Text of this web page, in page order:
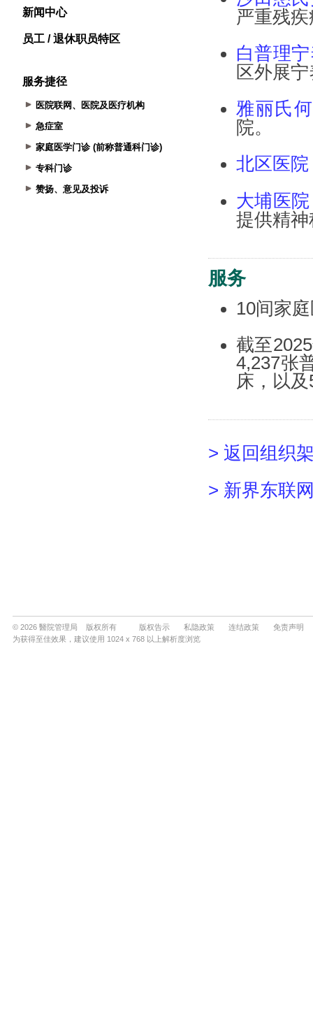
新闻中心
员工 / 退休职员特区
服务捷径
医院联网、医院及医疗机构
急症室
家庭医学门诊 (前称普通科门诊)
专科门诊
赞扬、意见及投诉
© 2026 醫院管理局 版权所有 版权告示 私隐政策 连结政策
免责声明
为获得至佳效果，建议使用 1024 x 768 以上解析度浏览